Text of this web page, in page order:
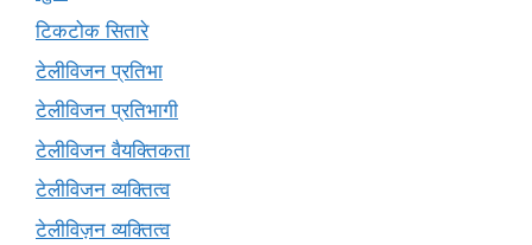
टिकटोक सितारे
टेलीविजन प्रतिभा
टेलीविजन प्रतिभागी
टेलीविजन वैयक्तिकता
टेलीविजन व्यक्तित्व
टेलीविज़न व्यक्तित्व